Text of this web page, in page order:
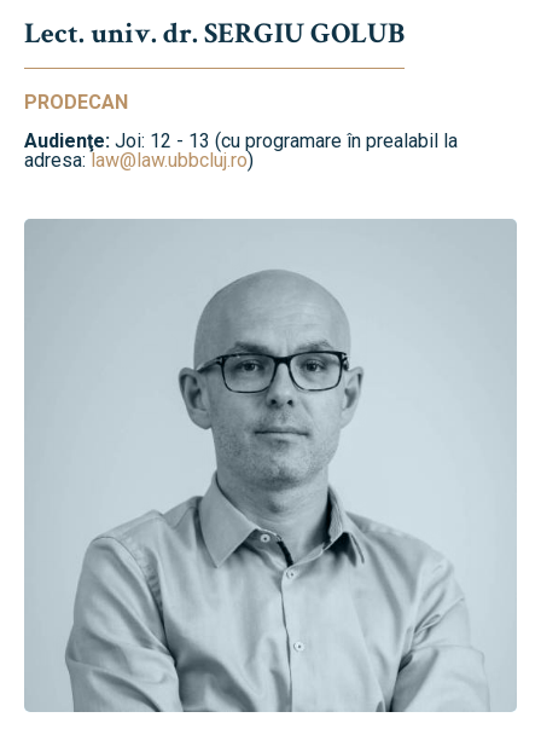
Lect. univ. dr. SERGIU GOLUB
PRODECAN
Audienţe: Joi: 12 - 13 (cu programare în prealabil la
adresa:law@law.ubbcluj.ro)